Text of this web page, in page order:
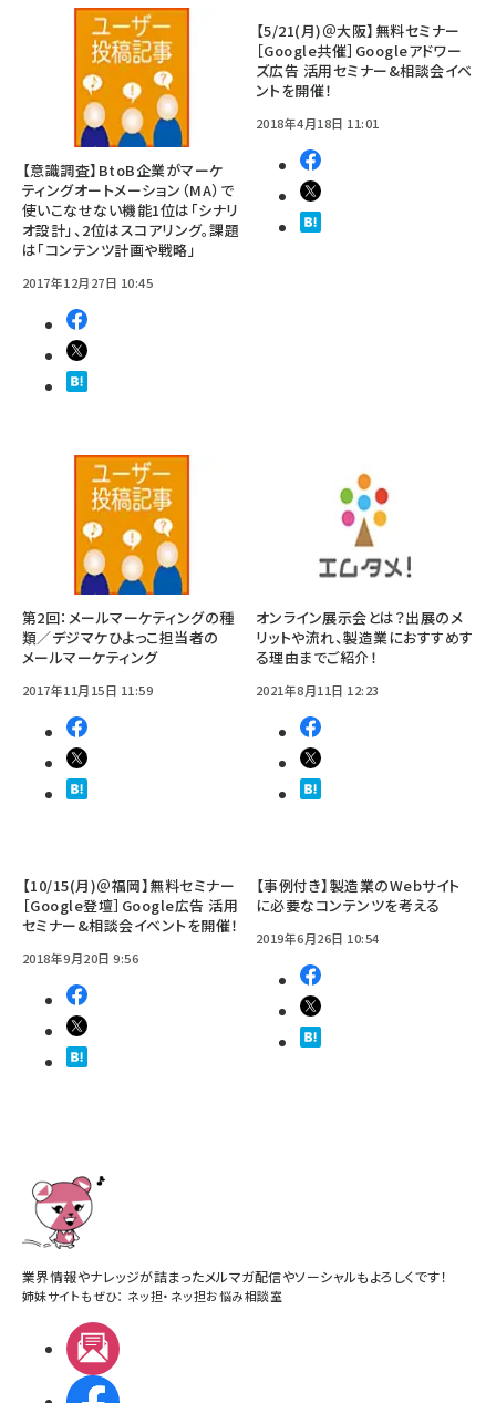
【意識調査】BtoB企業がマーケ
ティングオートメーション（MA）で
使いこなせない機能1位は「シナリ
オ設計」、2位はスコアリング。課題
は「コンテンツ計画や戦略」
2017年12月27日 10:45
【5/21(月)＠大阪】無料セミナー
［Google共催］Googleアドワー
ズ広告 活用セミナー&相談会イベ
ントを開催！
2018年4月18日 11:01
第2回：メールマーケティングの種
類／デジマケひよっこ担当者の
メールマーケティング
2017年11月15日 11:59
オンライン展示会とは？出展のメ
リットや流れ、製造業におすすめす
る理由までご紹介！
2021年8月11日 12:23
【10/15(月)＠福岡】無料セミナー
［Google登壇］Google広告 活用
セミナー&相談会イベントを開催！
2018年9月20日 9:56
【事例付き】製造業のWebサイト
に必要なコンテンツを考える
2019年6月26日 10:54
業界情報やナレッジが詰まったメルマガ配信やソーシャルもよろしくです！
姉妹サイトもぜひ： ネッ担・ ネッ担お悩み相談室